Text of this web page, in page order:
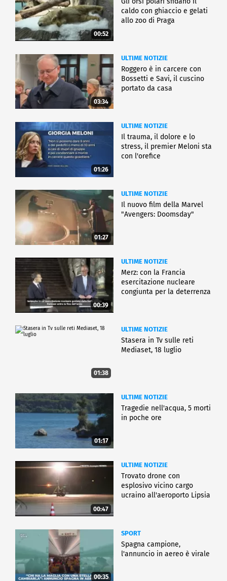
Fernando Nazzaro, del Comando Carabinieri Tutela
Ambientale e Sicurezza Energetica, il Direttore del
Ministero dell'Interno, Valentina D'Urso e il
professore Leonardo Cascini.
CRONACA
00:52
caldo con ghiaccio e gelati
allo zoo di Praga
03:34
ULTIME NOTIZIE
Roggero è in carcere con
Bossetti e Savi, il cuscino
portato da casa
01:26
ULTIME NOTIZIE
Il trauma, il dolore e lo
stress, il premier Meloni sta
con l'orefice
01:27
ULTIME NOTIZIE
Il nuovo film della Marvel
"Avengers: Doomsday"
00:39
ULTIME NOTIZIE
Merz: con la Francia
esercitazione nucleare
congiunta per la deterrenza
01:38
ULTIME NOTIZIE
Stasera in Tv sulle reti
Mediaset, 18 luglio
01:17
ULTIME NOTIZIE
Tragedie nell'acqua, 5 morti
in poche ore
00:47
ULTIME NOTIZIE
Trovato drone con
esplosivo vicino cargo
ucraino all'aeroporto Lipsia
00:35
SPORT
Spagna campione,
l'annuncio in aereo è virale